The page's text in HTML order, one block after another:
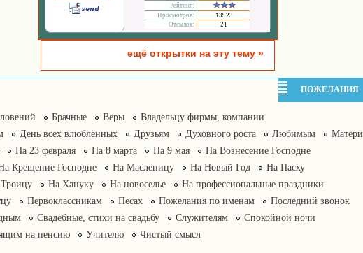
Рейтинг:
Просмотров:
13923
Отсылок:
21
ещё открытки на эту тему »
ПОЖЕЛАНИЯ
Брачные Веры
Владельцу фирмы, компании
День всех влюблённых Друзьям Духовного роста Любимым
Матери
На 23 февраля На 8 марта На 9 мая
На Вознесение Господне
Крещение Господне На Масленицу На Новый Год
На Пасху
На Хануку На новоселье
На профессиональные праздники
Первоклассникам Песах Пожелания по именам
Последний звонок
Свадебные, стихи на свадьбу Служителям
Спокойной ночи
на пенсию Учителю Чистый смысл